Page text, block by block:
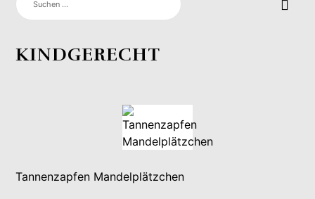
NACH:
KINDGERECHT
Tannenzapfen Mandelplätzchen